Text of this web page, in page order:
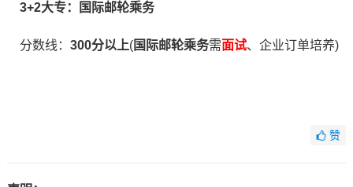
3+2大专：国际邮轮乘务
分数线： 300分以上(国际邮轮乘务需面试、企业订单培养)
赞